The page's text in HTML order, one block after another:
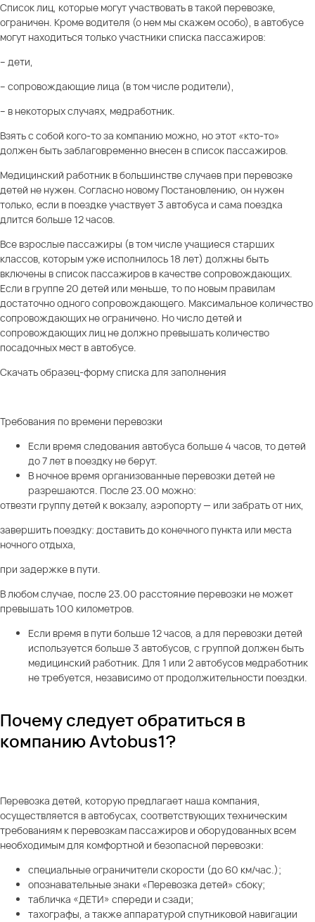
Список лиц, которые могут участвовать в такой перевозке,
ограничен. Кроме водителя (о нем мы скажем особо), в автобусе
могут находиться только участники списка пассажиров:
– дети,
– сопровождающие лица (в том числе родители),
– в некоторых случаях, медработник.
Взять с собой кого-то за компанию можно, но этот «кто-то»
должен быть заблаговременно внесен в список пассажиров.
Медицинский работник в большинстве случаев при перевозке
детей не нужен. Согласно новому Постановлению, он нужен
только, если в поездке участвует 3 автобуса и сама поездка
длится больше 12 часов.
Все взрослые пассажиры (в том числе учащиеся старших
классов, которым уже исполнилось 18 лет) должны быть
включены в список пассажиров в качествесопровождающих.
Если в группе 20 детей или меньше, то по новым правилам
достаточно одного сопровождающего. Максимальное количество
сопровождающих не ограничено. Но число детей и
сопровождающих лиц не должно превышать количество
посадочных мест в автобусе.
Скачать образец-форму списка для заполнения
Требования по времени перевозки
Если время следования автобуса больше 4 часов, то детей
до 7 лет в поездку не берут.
В ночное время организованные перевозки детей не
разрешаются. После 23.00 можно:
отвезти группу детей к вокзалу, аэропорту — или забрать от них,
завершить поездку: доставить до конечного пункта или места
ночного отдыха,
при задержке в пути.
В любом случае, после 23.00 расстояние перевозки не может
превышать 100 километров.
Если время в пути больше 12 часов, а для перевозки детей
используется больше 3 автобусов, с группой должен быть
медицинский работник. Для 1 или 2 автобусов медработник
не требуется, независимо от продолжительности поездки.
Почему следует обратиться в
компанию Avtobus1?
Перевозка детей, которую предлагает наша компания,
осуществляется в автобусах, соответствующих техническим
требованиям к перевозкам пассажиров и оборудованных всем
необходимым для комфортной и безопасной перевозки:
специальные ограничители скорости (до 60 км/час.);
опознавательные знаки «Перевозка детей» сбоку;
табличка «ДЕТИ» спереди и сзади;
тахографы, а также аппаратурой спутниковой навигации